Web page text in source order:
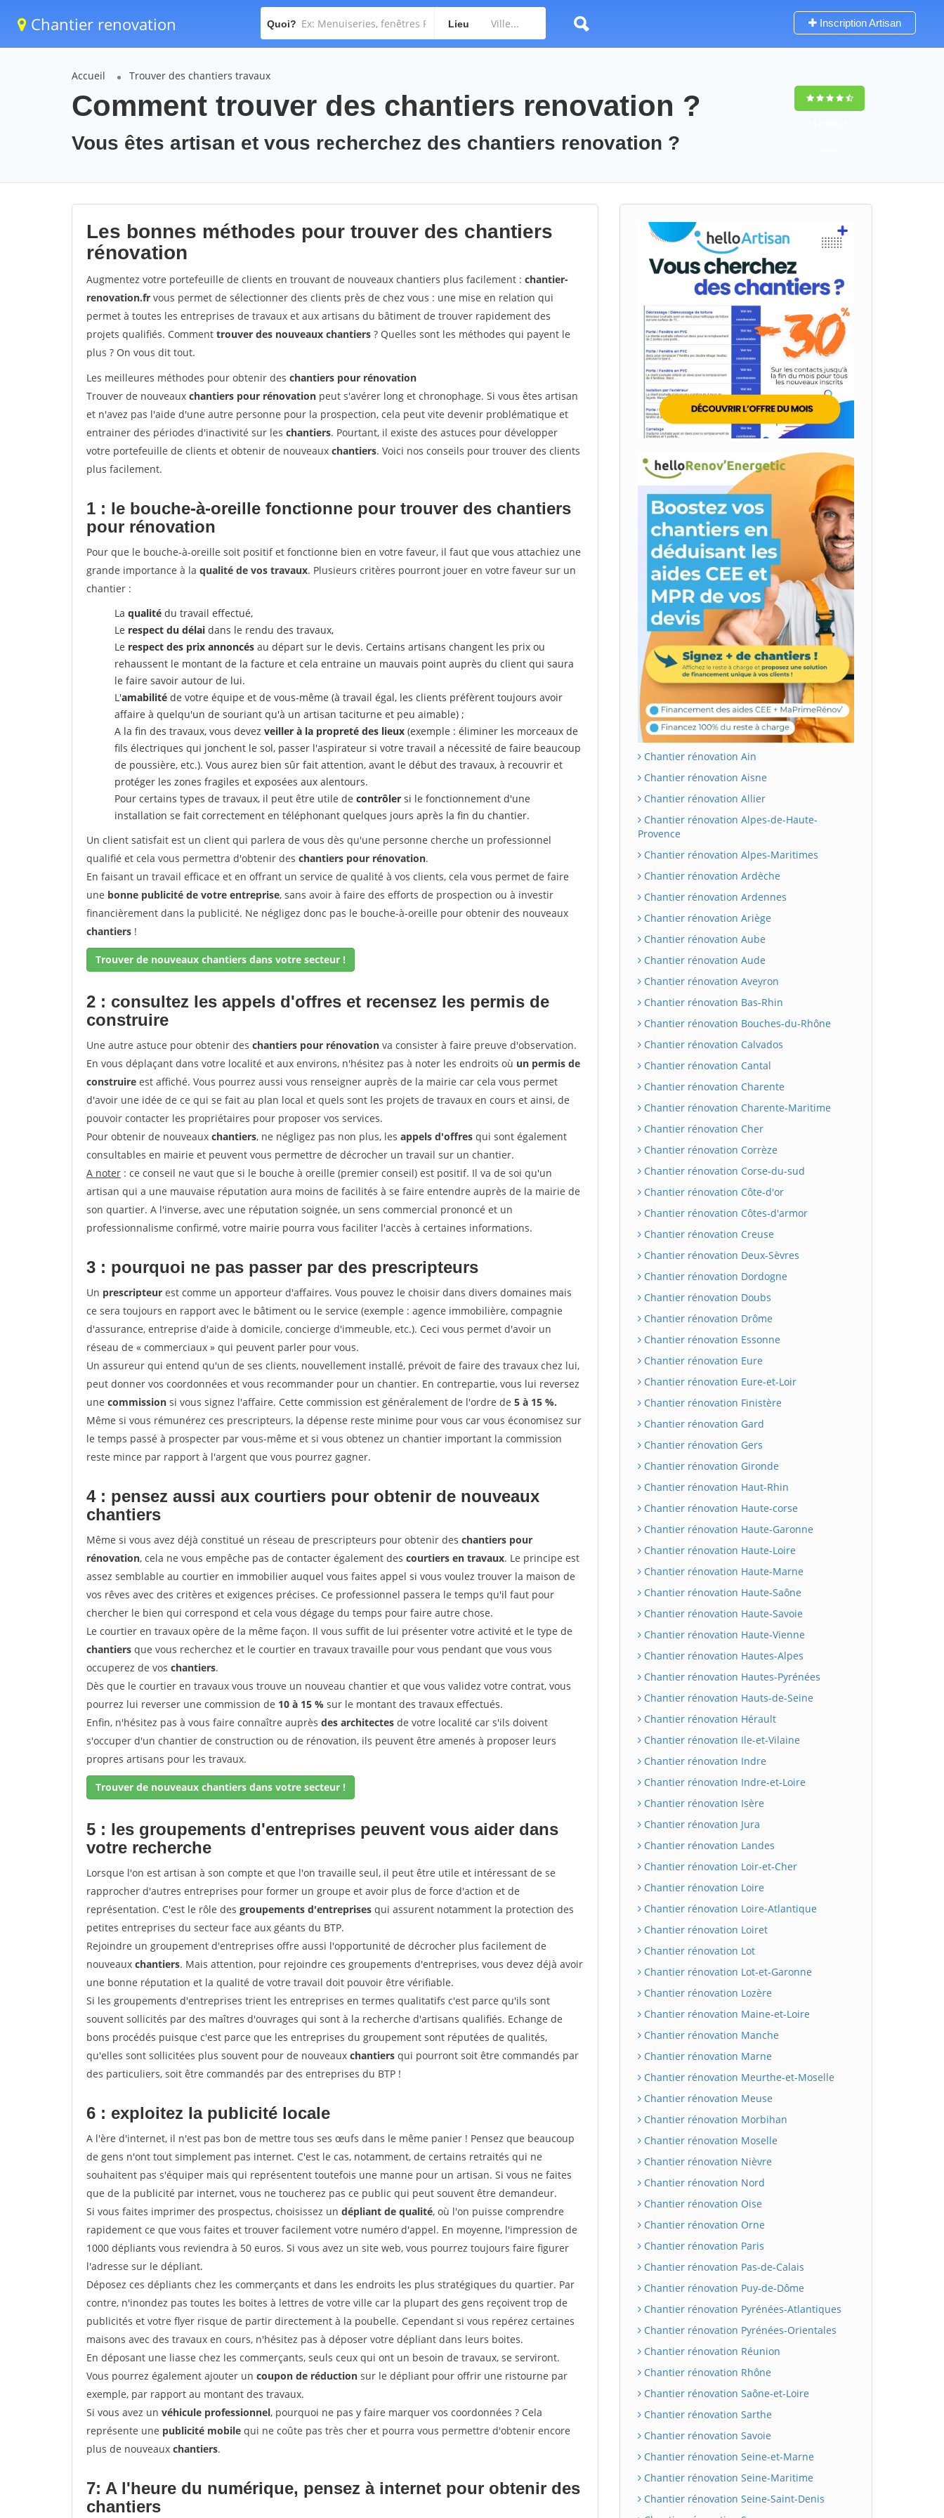
Chantier renovation Quoi? Lieu Inscription Artisan
Accueil Trouver des chantiers travaux
Comment trouver des chantiers renovation ?
Vous êtes artisan et vous recherchez des chantiers renovation ?
Les bonnes méthodes pour trouver des chantiers
rénovation
Augmentez votre portefeuille de clients en trouvant de nouveaux chantiers plus facilement : chantier-
renovation.fr vous permet de sélectionner des clients près de chez vous : une mise en relation qui
permet à toutes les entreprises de travaux et aux artisans du bâtiment de trouver rapidement des
projets qualifiés. Comment trouver des nouveaux chantiers ? Quelles sont les méthodes qui payent le
plus ? On vous dit tout.
Les meilleures méthodes pour obtenir des chantiers pour rénovation
Trouver de nouveaux chantiers pour rénovation peut s'avérer long et chronophage. Si vous êtes artisan
et n'avez pas l'aide d'une autre personne pour la prospection, cela peut vite devenir problématique et
entrainer des périodes d'inactivité sur les chantiers. Pourtant, il existe des astuces pour développer
votre portefeuille de clients et obtenir de nouveaux chantiers. Voici nos conseils pour trouver des clients
plus facilement.
1 : le bouche-à-oreille fonctionne pour trouver des chantiers
pour rénovation
Pour que le bouche-à-oreille soit positif et fonctionne bien en votre faveur, il faut que vous attachiez une
grande importance à la qualité de vos travaux. Plusieurs critères pourront jouer en votre faveur sur un
chantier :
La qualité du travail effectué,
Le respect du délai dans le rendu des travaux,
Le respect des prix annoncés au départ sur le devis. Certains artisans changent les prix ou
rehaussent le montant de la facture et cela entraine un mauvais point auprès du client qui saura
le faire savoir autour de lui.
L'amabilité de votre équipe et de vous-même (à travail égal, les clients préfèrent toujours avoir
affaire à quelqu'un de souriant qu'à un artisan taciturne et peu aimable) ;
A la fin des travaux, vous devez veiller à la propreté des lieux (exemple : éliminer les morceaux de
fils électriques qui jonchent le sol, passer l'aspirateur si votre travail a nécessité de faire beaucoup
de poussière, etc.). Vous aurez bien sûr fait attention, avant le début des travaux, à recouvrir et
protéger les zones fragiles et exposées aux alentours.
Pour certains types de travaux, il peut être utile de contrôler si le fonctionnement d'une
installation se fait correctement en téléphonant quelques jours après la fin du chantier.
Un client satisfait est un client qui parlera de vous dès qu'une personne cherche un professionnel
qualifié et cela vous permettra d'obtenir des chantiers pour rénovation.
En faisant un travail efficace et en offrant un service de qualité à vos clients, cela vous permet de faire
une bonne publicité de votre entreprise, sans avoir à faire des efforts de prospection ou à investir
financièrement dans la publicité. Ne négligez donc pas le bouche-à-oreille pour obtenir des nouveaux
chantiers !
Trouver de nouveaux chantiers dans votre secteur !
2 : consultez les appels d'offres et recensez les permis de
construire
Une autre astuce pour obtenir des chantiers pour rénovation va consister à faire preuve d'observation.
En vous déplaçant dans votre localité et aux environs, n'hésitez pas à noter les endroits où un permis de
construire est affiché. Vous pourrez aussi vous renseigner auprès de la mairie car cela vous permet
d'avoir une idée de ce qui se fait au plan local et quels sont les projets de travaux en cours et ainsi, de
pouvoir contacter les propriétaires pour proposer vos services.
Pour obtenir de nouveaux chantiers, ne négligez pas non plus, les appels d'offres qui sont également
consultables en mairie et peuvent vous permettre de décrocher un travail sur un chantier.
A noter : ce conseil ne vaut que si le bouche à oreille (premier conseil) est positif. Il va de soi qu'un
artisan qui a une mauvaise réputation aura moins de facilités à se faire entendre auprès de la mairie de
son quartier. A l'inverse, avec une réputation soignée, un sens commercial prononcé et un
professionnalisme confirmé, votre mairie pourra vous faciliter l'accès à certaines informations.
3 : pourquoi ne pas passer par des prescripteurs
Un prescripteur est comme un apporteur d'affaires. Vous pouvez le choisir dans divers domaines mais
ce sera toujours en rapport avec le bâtiment ou le service (exemple : agence immobilière, compagnie
d'assurance, entreprise d'aide à domicile, concierge d'immeuble, etc.). Ceci vous permet d'avoir un
réseau de « commerciaux » qui peuvent parler pour vous.
Un assureur qui entend qu'un de ses clients, nouvellement installé, prévoit de faire des travaux chez lui,
peut donner vos coordonnées et vous recommander pour un chantier. En contrepartie, vous lui reversez
une commission si vous signez l'affaire. Cette commission est généralement de l'ordre de 5 à 15 %.
Même si vous rémunérez ces prescripteurs, la dépense reste minime pour vous car vous économisez sur
le temps passé à prospecter par vous-même et si vous obtenez un chantier important la commission
reste mince par rapport à l'argent que vous pourrez gagner.
4 : pensez aussi aux courtiers pour obtenir de nouveaux
chantiers
Même si vous avez déjà constitué un réseau de prescripteurs pour obtenir des chantiers pour
rénovation, cela ne vous empêche pas de contacter également des courtiers en travaux. Le principe est
assez semblable au courtier en immobilier auquel vous faites appel si vous voulez trouver la maison de
vos rêves avec des critères et exigences précises. Ce professionnel passera le temps qu'il faut pour
chercher le bien qui correspond et cela vous dégage du temps pour faire autre chose.
Le courtier en travaux opère de la même façon. Il vous suffit de lui présenter votre activité et le type de
chantiers que vous recherchez et le courtier en travaux travaille pour vous pendant que vous vous
occuperez de vos chantiers.
Dès que le courtier en travaux vous trouve un nouveau chantier et que vous validez votre contrat, vous
pourrez lui reverser une commission de 10 à 15 % sur le montant des travaux effectués.
Enfin, n'hésitez pas à vous faire connaître auprès des architectes de votre localité car s'ils doivent
s'occuper d'un chantier de construction ou de rénovation, ils peuvent être amenés à proposer leurs
propres artisans pour les travaux.
Trouver de nouveaux chantiers dans votre secteur !
5 : les groupements d'entreprises peuvent vous aider dans
votre recherche
Lorsque l'on est artisan à son compte et que l'on travaille seul, il peut être utile et intéressant de se
rapprocher d'autres entreprises pour former un groupe et avoir plus de force d'action et de
représentation. C'est le rôle des groupements d'entreprises qui assurent notamment la protection des
petites entreprises du secteur face aux géants du BTP.
Rejoindre un groupement d'entreprises offre aussi l'opportunité de décrocher plus facilement de
nouveaux chantiers. Mais attention, pour rejoindre ces groupements d'entreprises, vous devez déjà avoir
une bonne réputation et la qualité de votre travail doit pouvoir être vérifiable.
Si les groupements d'entreprises trient les entreprises en termes qualitatifs c'est parce qu'ils sont
souvent sollicités par des maîtres d'ouvrages qui sont à la recherche d'artisans qualifiés. Echange de
bons procédés puisque c'est parce que les entreprises du groupement sont réputées de qualités,
qu'elles sont sollicitées plus souvent pour de nouveaux chantiers qui pourront soit être commandés par
des particuliers, soit être commandés par des entreprises du BTP !
6 : exploitez la publicité locale
A l'ère d'internet, il n'est pas bon de mettre tous ses œufs dans le même panier ! Pensez que beaucoup
de gens n'ont tout simplement pas internet. C'est le cas, notamment, de certains retraités qui ne
souhaitent pas s'équiper mais qui représentent toutefois une manne pour un artisan. Si vous ne faites
que de la publicité par internet, vous ne toucherez pas ce public qui peut souvent être demandeur.
Si vous faites imprimer des prospectus, choisissez un dépliant de qualité, où l'on puisse comprendre
rapidement ce que vous faites et trouver facilement votre numéro d'appel. En moyenne, l'impression de
1000 dépliants vous reviendra à 50 euros. Si vous avez un site web, vous pourrez toujours faire figurer
l'adresse sur le dépliant.
Déposez ces dépliants chez les commerçants et dans les endroits les plus stratégiques du quartier. Par
contre, n'inondez pas toutes les boites à lettres de votre ville car la plupart des gens reçoivent trop de
publicités et votre flyer risque de partir directement à la poubelle. Cependant si vous repérez certaines
maisons avec des travaux en cours, n'hésitez pas à déposer votre dépliant dans leurs boites.
En déposant une liasse chez les commerçants, seuls ceux qui ont un besoin de travaux, se serviront.
Vous pourrez également ajouter un coupon de réduction sur le dépliant pour offrir une ristourne par
exemple, par rapport au montant des travaux.
Si vous avez un véhicule professionnel, pourquoi ne pas y faire marquer vos coordonnées ? Cela
représente une publicité mobile qui ne coûte pas très cher et pourra vous permettre d'obtenir encore
plus de nouveaux chantiers.
7: A l'heure du numérique, pensez à internet pour obtenir des
chantiers
Chantier rénovation Ain
Chantier rénovation Aisne
Chantier rénovation Allier
Chantier rénovation Alpes-de-Haute-
Provence
Chantier rénovation Alpes-Maritimes
Chantier rénovation Ardèche
Chantier rénovation Ardennes
Chantier rénovation Ariège
Chantier rénovation Aube
Chantier rénovation Aude
Chantier rénovation Aveyron
Chantier rénovation Bas-Rhin
Chantier rénovation Bouches-du-Rhône
Chantier rénovation Calvados
Chantier rénovation Cantal
Chantier rénovation Charente
Chantier rénovation Charente-Maritime
Chantier rénovation Cher
Chantier rénovation Corrèze
Chantier rénovation Corse-du-sud
Chantier rénovation Côte-d'or
Chantier rénovation Côtes-d'armor
Chantier rénovation Creuse
Chantier rénovation Deux-Sèvres
Chantier rénovation Dordogne
Chantier rénovation Doubs
Chantier rénovation Drôme
Chantier rénovation Essonne
Chantier rénovation Eure
Chantier rénovation Eure-et-Loir
Chantier rénovation Finistère
Chantier rénovation Gard
Chantier rénovation Gers
Chantier rénovation Gironde
Chantier rénovation Haut-Rhin
Chantier rénovation Haute-corse
Chantier rénovation Haute-Garonne
Chantier rénovation Haute-Loire
Chantier rénovation Haute-Marne
Chantier rénovation Haute-Saône
Chantier rénovation Haute-Savoie
Chantier rénovation Haute-Vienne
Chantier rénovation Hautes-Alpes
Chantier rénovation Hautes-Pyrénées
Chantier rénovation Hauts-de-Seine
Chantier rénovation Hérault
Chantier rénovation Ile-et-Vilaine
Chantier rénovation Indre
Chantier rénovation Indre-et-Loire
Chantier rénovation Isère
Chantier rénovation Jura
Chantier rénovation Landes
Chantier rénovation Loir-et-Cher
Chantier rénovation Loire
Chantier rénovation Loire-Atlantique
Chantier rénovation Loiret
Chantier rénovation Lot
Chantier rénovation Lot-et-Garonne
Chantier rénovation Lozère
Chantier rénovation Maine-et-Loire
Chantier rénovation Manche
Chantier rénovation Marne
Chantier rénovation Meurthe-et-Moselle
Chantier rénovation Meuse
Chantier rénovation Morbihan
Chantier rénovation Moselle
Chantier rénovation Nièvre
Chantier rénovation Nord
Chantier rénovation Oise
Chantier rénovation Orne
Chantier rénovation Paris
Chantier rénovation Pas-de-Calais
Chantier rénovation Puy-de-Dôme
Chantier rénovation Pyrénées-Atlantiques
Chantier rénovation Pyrénées-Orientales
Chantier rénovation Réunion
Chantier rénovation Rhône
Chantier rénovation Saône-et-Loire
Chantier rénovation Sarthe
Chantier rénovation Savoie
Chantier rénovation Seine-et-Marne
Chantier rénovation Seine-Maritime
Chantier rénovation Seine-Saint-Denis